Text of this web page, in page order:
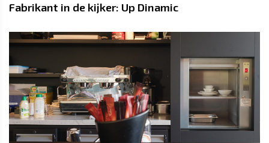
Fabrikant in de kijker: Up Dinamic